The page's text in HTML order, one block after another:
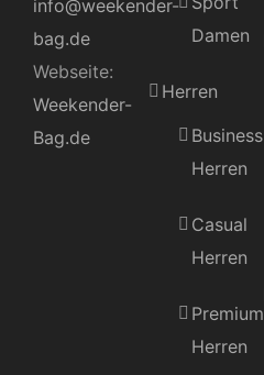
info@weekender-
bag.de
Webseite:
Weekender-
Bag.de
Damen
Herren
Business
Herren
Casual
Herren
Premium
Herren